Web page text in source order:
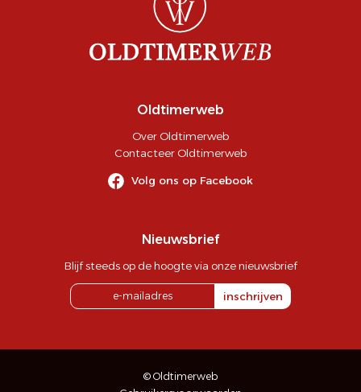
Oldtimerweb
Over Oldtimerweb
Contacteer Oldtimerweb
Volg ons op Facebook
Nieuwsbrief
Blijf steeds op de hoogte via onze nieuwsbrief
inschrijven
© Oldtimerweb